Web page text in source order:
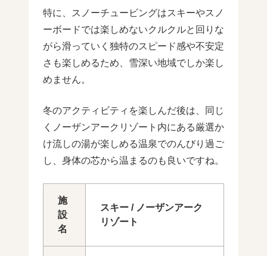
特に、スノーチュービングはスキーやスノ
ーボードでは楽しめないクルクルと回りな
がら滑っていく独特のスピード感や不安定
さも楽しめるため、雪深い地域でしか楽し
めません。
冬のアクティビティを楽しんだ後は、同じ
くノーザンアークリゾート内にある厳選か
け流しの湯が楽しめる温泉でのんびり過ご
し、身体の芯から温まるのも良いですね。
施
設
名
スキー / ノーザンアーク
リゾート